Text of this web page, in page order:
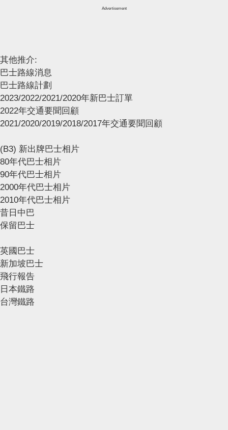
Advertisement
其他推介:
巴士路線消息
巴士路線計劃
2023/2022/2021/2020年新巴士訂單
2022年交通要聞回顧
2021/2020/2019/2018/2017年交通要聞回顧
(B3) 新出牌巴士相片
80年代巴士相片
90年代巴士相片
2000年代巴士相片
2010年代巴士相片
昔日中巴
保留巴士
英國巴士
新加坡巴士
飛行報告
日本鐵路
台灣鐵路